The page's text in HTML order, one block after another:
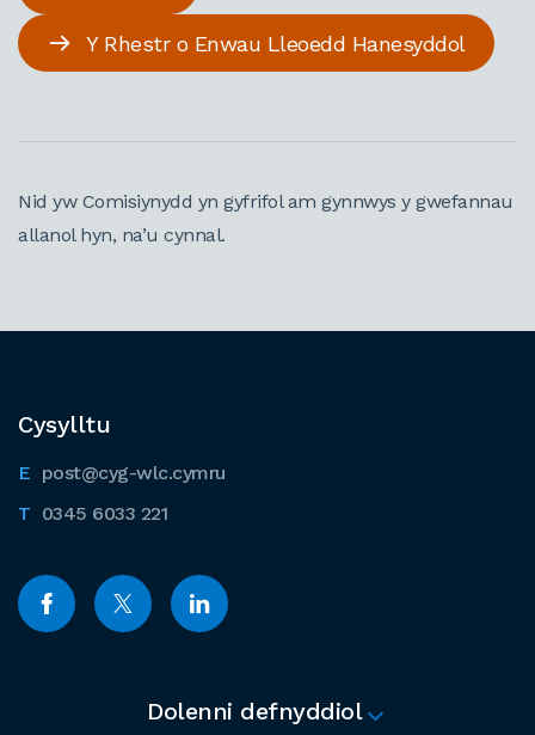
Y Rhestr o Enwau Lleoedd Hanesyddol
Nid yw Comisiynydd yn gyfrifol am gynnwys y gwefannau
allanol hyn, na’u cynnal.
Cysylltu
post@cyg-wlc.cymru
0345 6033 221
Dolenni defnyddiol